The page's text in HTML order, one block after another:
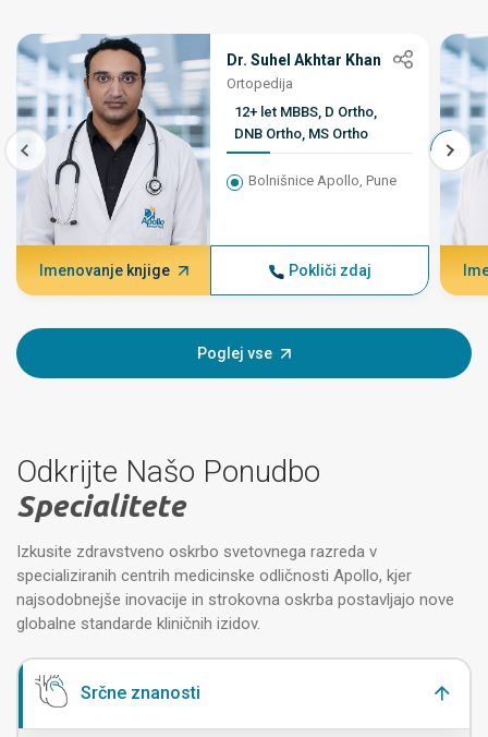
Dr. Suhel Akhtar Khan
Ortopedija
12+ let MBBS, D Ortho,
DNB Ortho, MS Ortho
Bolnišnice Apollo, Pune
Imenovanje knjige Pokliči zdaj
Poglej vse
Odkrijte Našo Ponudbo
Specialitete
Izkusite zdravstveno oskrbo svetovnega razreda v
specializiranih centrih medicinske odličnosti Apollo, kjer
najsodobnejše inovacije in strokovna oskrba postavljajo nove
globalne standarde kliničnih izidov.
Srčne znanosti